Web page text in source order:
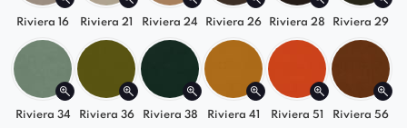
Dopasuj do swojego wnętrza
Element dostępny w szerokiej gamie kolorów –
od klasycznych odcieni szarości i beżu po
bardziej wyraziste barwytkaniny Riviera
. Dzięki
temu możesz stworzyć sofę, która doskonale
Riviera 16 Riviera 21 Riviera 24 Riviera 26 Riviera 28 Riviera 29
Riviera 34 Riviera 36 Riviera 38 Riviera 41 Riviera 51 Riviera 56